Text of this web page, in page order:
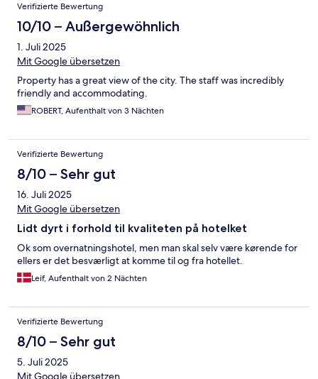
Verifizierte Bewertung
10/10 – Außergewöhnlich
1. Juli 2025
Mit Google übersetzen
Property has a great view of the city. The staff was incredibly
friendly and accommodating.
ROBERT, Aufenthalt von 3 Nächten
Verifizierte Bewertung
8/10 – Sehr gut
16. Juli 2025
Mit Google übersetzen
Lidt dyrt i forhold til kvaliteten på hotelket
Ok som overnatningshotel, men man skal selv være kørende for
ellers er det besværligt at komme til og fra hotellet.
Leif, Aufenthalt von 2 Nächten
Verifizierte Bewertung
8/10 – Sehr gut
5. Juli 2025
Mit Google übersetzen